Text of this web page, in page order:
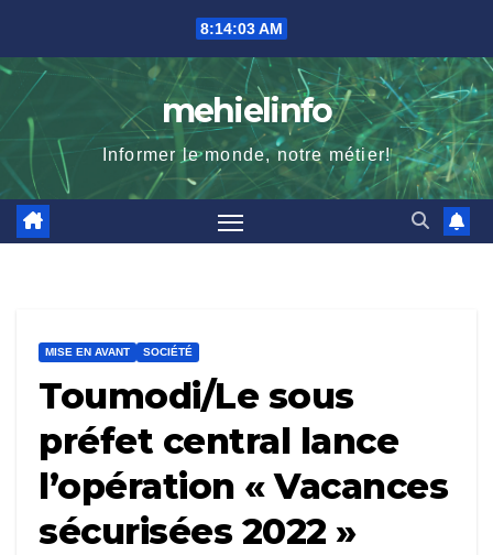
content
8:14:05 AM
mehielinfo
Informer le monde, notre métier!
MISE EN AVANT SOCIÉTÉ
Toumodi/Le sous
préfet central lance
l’opération « Vacances
sécurisées 2022 »